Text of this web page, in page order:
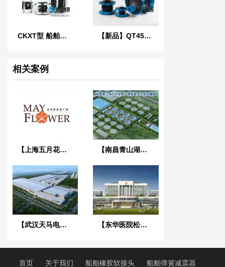
CKXT型 船舶可曲挠单球橡胶接头 【新品】QT450球墨铸铁法兰橡胶接头
相关案例
【上海五月花生活广场项目】弹簧减振器合同 【南昌青山湖污水处理厂】DN2000橡胶接头合同
【武汉天马电子新型显示产业中心】废水系统橡胶接头合同 【东华医院松山湖院区3号心脑血管大楼】减振降噪合同
首页 关于我们 船舶橡胶软接头 船舶弹簧减震器